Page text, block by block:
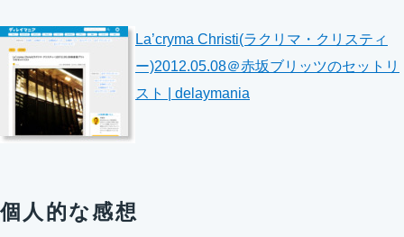
La’cryma Christi(ラクリマ・クリスティ
ー)2012.05.08＠赤坂ブリッツのセットリ
スト | delaymania
個人的な感想